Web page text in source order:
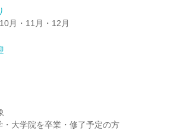
月・11月・12月
・大学院を卒業・修了予定の方